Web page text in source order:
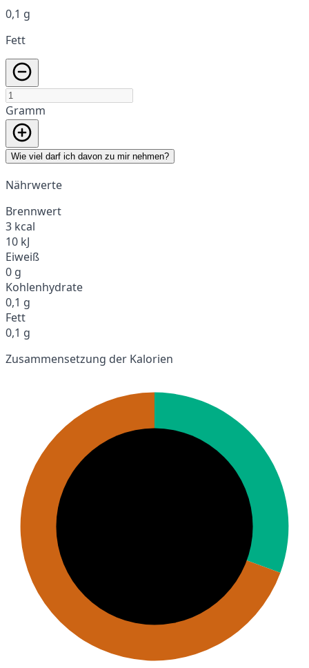
0,1 g
Fett
Gramm
Wie viel darf ich davon zu mir nehmen?
Nährwerte
Brennwert
3 kcal
10 kJ
Eiweiß
0 g
Kohlenhydrate
0,1 g
Fett
0,1 g
Zusammensetzung der Kalorien